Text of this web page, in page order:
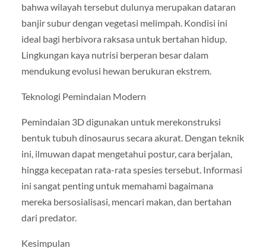
bahwa wilayah tersebut dulunya merupakan dataran
banjir subur dengan vegetasi melimpah. Kondisi ini
ideal bagi herbivora raksasa untuk bertahan hidup.
Lingkungan kaya nutrisi berperan besar dalam
mendukung evolusi hewan berukuran ekstrem.
Teknologi Pemindaian Modern
Pemindaian 3D digunakan untuk merekonstruksi
bentuk tubuh dinosaurus secara akurat. Dengan teknik
ini, ilmuwan dapat mengetahui postur, cara berjalan,
hingga kecepatan rata-rata spesies tersebut. Informasi
ini sangat penting untuk memahami bagaimana
mereka bersosialisasi, mencari makan, dan bertahan
dari predator.
Kesimpulan